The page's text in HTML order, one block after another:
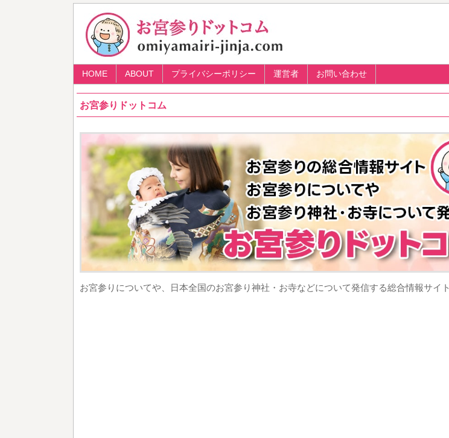
お宮参りドットコム
お宮参りについてや、日本全国のお宮参り神社・お寺などについて発信する総合情報サイト
HOME ABOUT プライバシーポリシー 運営者 お問い合わせ